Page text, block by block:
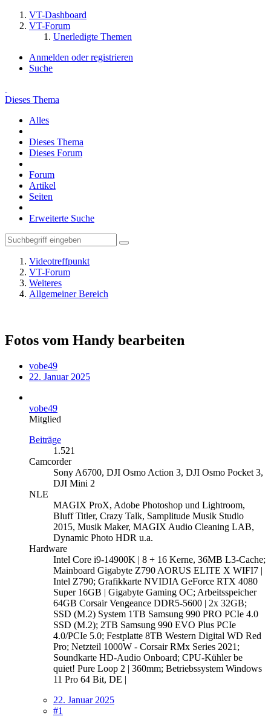
VT-Dashboard
VT-Forum
Unerledigte Themen
Anmelden oder registrieren
Suche
Dieses Thema
Alles
Dieses Thema
Dieses Forum
Forum
Artikel
Seiten
Erweiterte Suche
Videotreffpunkt
VT-Forum
Weiteres
Allgemeiner Bereich
Fotos vom Handy bearbeiten
vobe49
22. Januar 2025
vobe49
Mitglied
Beiträge
1.521
Camcorder
Sony A6700, DJI Osmo Action 3, DJI Osmo Pocket 3,
DJI Mini 2
NLE
MAGIX ProX, Adobe Photoshop und Lightroom,
Bluff Titler, Crazy Talk, Samplitude Musik Studio
2015, Musik Maker, MAGIX Audio Cleaning LAB,
Dynamic Photo HDR u.a.
Hardware
Intel Core i9-14900K | 8 + 16 Kerne, 36MB L3-Cache;
Mainboard Gigabyte Z790 AORUS ELITE X WIFI7 |
Intel Z790; Grafikkarte NVIDIA GeForce RTX 4080
Super 16GB | Gigabyte Gaming OC; Arbeitsspeicher
64GB Corsair Vengeance DDR5-5600 | 2x 32GB;
SSD (M.2) System 1TB Samsung 990 PRO PCIe 4.0
SSD (M.2); 2TB Samsung 990 EVO Plus PCIe
4.0/PCIe 5.0; Festplatte 8TB Western Digital WD Red
Pro; Netzteil 1000W - Corsair RMx Series 2021;
Soundkarte HD-Audio Onboard; CPU-Kühler be
quiet! Pure Loop 2 | 360mm; Betriebssystem Windows
11 Pro 64 Bit, DE |
22. Januar 2025
#1